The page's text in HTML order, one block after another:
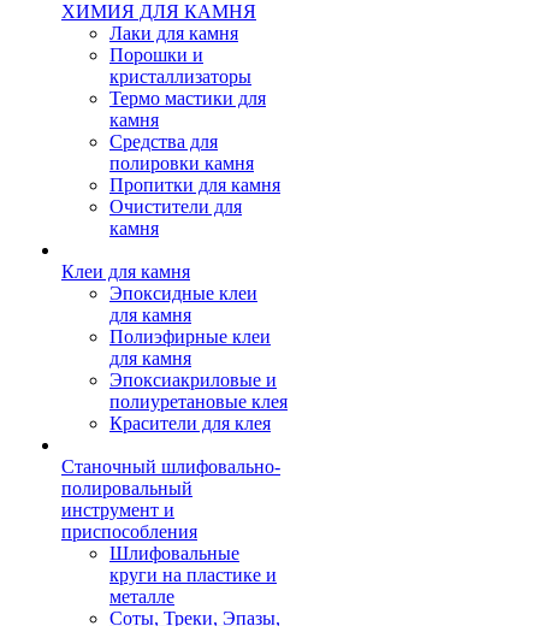
ХИМИЯ ДЛЯ КАМНЯ
Лаки для камня
Порошки и
кристаллизаторы
Термо мастики для
камня
Средства для
полировки камня
Пропитки для камня
Очистители для
камня
Клеи для камня
Эпоксидные клеи
для камня
Полиэфирные клеи
для камня
Эпоксиакриловые и
полиуретановые клея
Красители для клея
Станочный шлифовально-
полировальный
инструмент и
приспособления
Шлифовальные
круги на пластике и
металле
Соты, Треки, Эпазы,